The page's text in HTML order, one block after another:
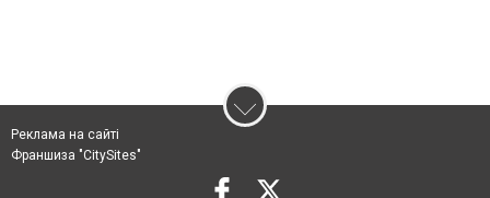
Реклама на сайті
Франшиза "CitySites"